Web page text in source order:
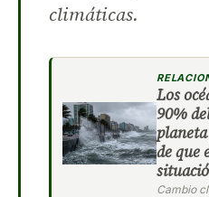
climáticas.
Los
90%
de que
Cambio